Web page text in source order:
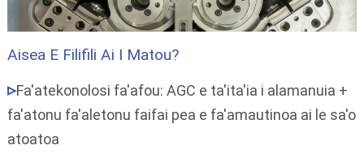
Aisea E Filifili Ai I Matou?
Fa'atekonolosi fa'afou: AGC e ta'ita'ia i alamanuia +
fa'atonu fa'aletonu faifai pea e fa'amautinoa ai le sa'o
atoatoa